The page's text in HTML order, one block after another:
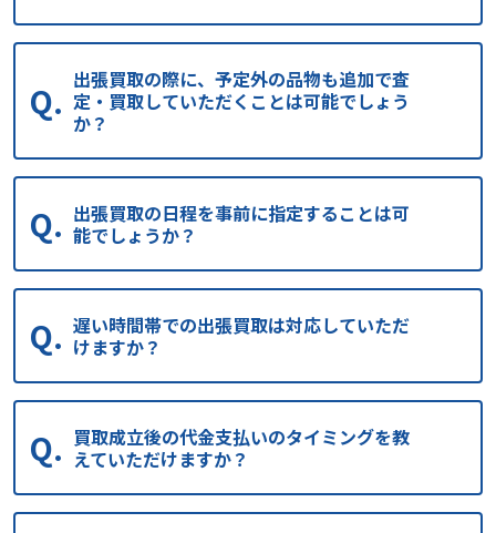
出張買取の際に、予定外の品物も追加で査
定・買取していただくことは可能でしょう
か？
出張買取の日程を事前に指定することは可
能でしょうか？
遅い時間帯での出張買取は対応していただ
けますか？
買取成立後の代金支払いのタイミングを教
えていただけますか？